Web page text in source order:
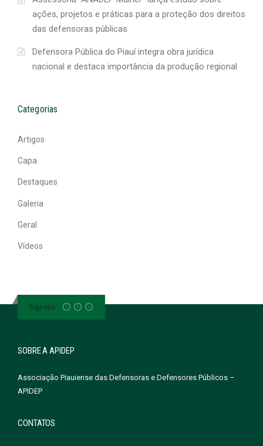
ações, projetos e práticas para a proteção dos direitos
das defensoras públicas
Defensora Pública do Piauí integra obra jurídica
nacional e destaca importância da produção regional
Categorias
Artigos
Capa
Destaques
Galeria
Geral
Vídeos
Siga-nos
SOBRE A APIDEP
Associação Piauiense das Defensoras e Defensores Públicos –
APIDEP
CONTATOS